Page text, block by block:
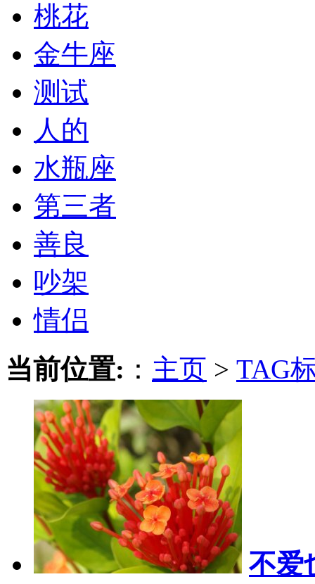
桃花
金牛座
测试
人的
水瓶座
第三者
善良
吵架
情侣
当前位置: ： 主页 > TAG
不爱